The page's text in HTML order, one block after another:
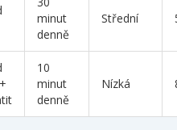
minut
denně
Střední
10
minut
denně
Nízká